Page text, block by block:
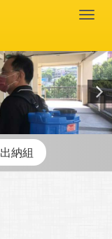
出納組